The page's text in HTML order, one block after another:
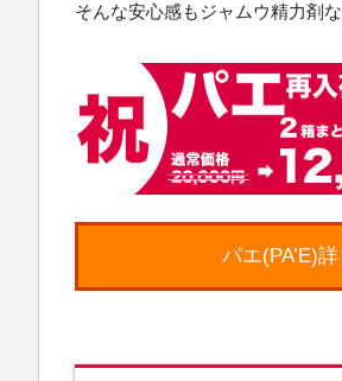
そんな安心感もジャムウ精力剤な
パエ(PA’E)